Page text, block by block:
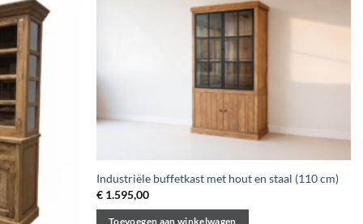
Industriële buffetkast met hout en staal (110 cm)
€ 1.595,00
Toevoegen aan winkelwagen